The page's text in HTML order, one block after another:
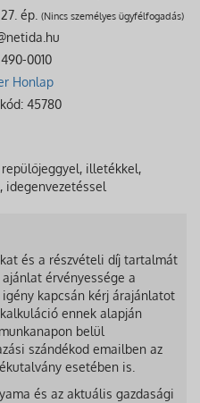
ép. (Nincs személyes ügyfélfogadás)
0010
Honlap
45780
repülőjeggyel, illetékkel,
idegenvezetéssel
és a részvételi díj tartalmát
érvényessége a
kapcsán kérj árajánlatot
ennek alapján
belül
szándékod emailben az
esetében is.
és az aktuális gazdasági